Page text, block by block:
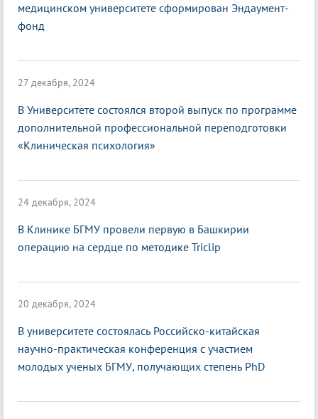
медицинском университете сформирован Эндаумент-
фонд
27 декабря, 2024
В Университете состоялся второй выпуск по программе
дополнительной профессиональной переподготовки
«Клиническая психология»
24 декабря, 2024
В Клинике БГМУ провели первую в Башкирии
операцию на сердце по методике Triclip
20 декабря, 2024
В университете состоялась Российско-китайская
научно-практическая конференция с участием
молодых ученых БГМУ, получающих степень PhD